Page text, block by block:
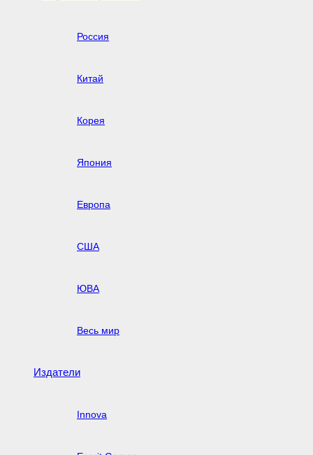
Россия
Китай
Корея
Япония
Европа
США
ЮВА
Весь мир
Издатели
Innova